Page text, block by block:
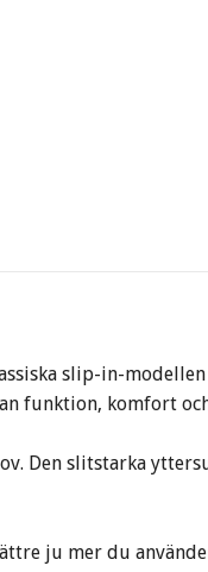
slip-in-
funktion, komfort
Den slitstarka
ju mer du